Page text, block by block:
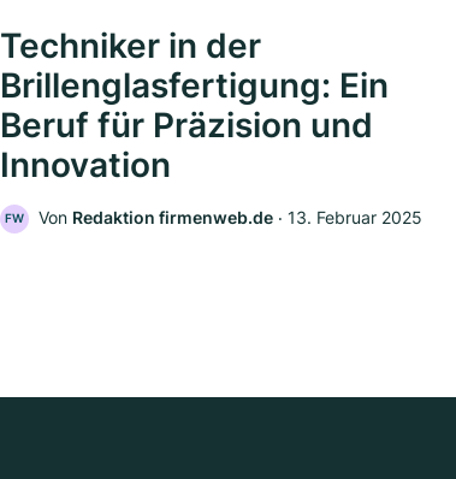
Techniker in der
Brillenglasfertigung: Ein
Beruf für Präzision und
Innovation
FW Von Redaktion firmenweb.de ‧ 13. Februar 2025